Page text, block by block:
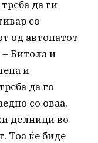
да ги
со
од автопатот
Битола и
и
да го
со оваа,
делници во
Тоа ќе биде